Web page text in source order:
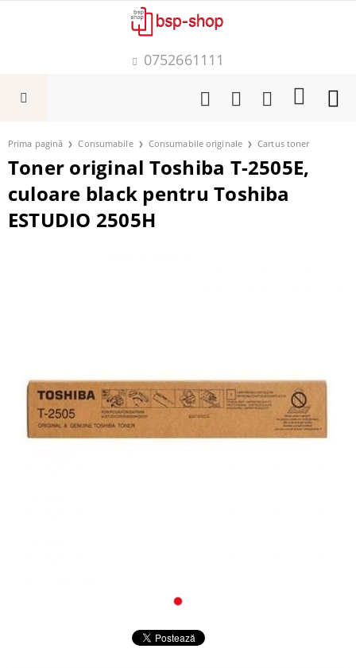
0752661111
Prima pagină Consumabile Consumabile originale Cartus toner
Toner original Toshiba T-2505E,
culoare black pentru Toshiba
ESTUDIO 2505H